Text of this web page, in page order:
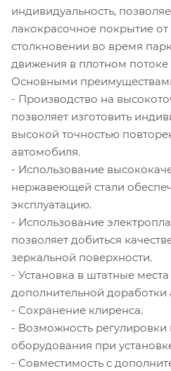
индивидуальность,
лакокрасочное покрытие
столкновении во время
движения в плотном
Основными
- Производство на
позволяет изготовить
высокой точностью
автомобиля.
- Использование
нержавеющей стали
эксплуатацию.
- Использование
позволяет добиться
зеркальной поверхности.
- Установка в штатные
дополнительной доработки
- Сохранение клиренса.
- Возможность регулировки
оборудования при
- Совместимость с